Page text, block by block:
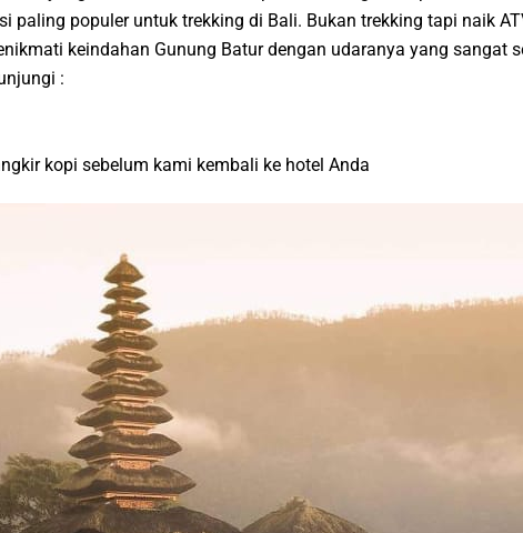
paling populer untuk trekking di Bali. Bukan trekking tapi naik
keindahan Gunung Batur dengan udaranya yang sangat
:
kopi sebelum kami kembali ke hotel Anda